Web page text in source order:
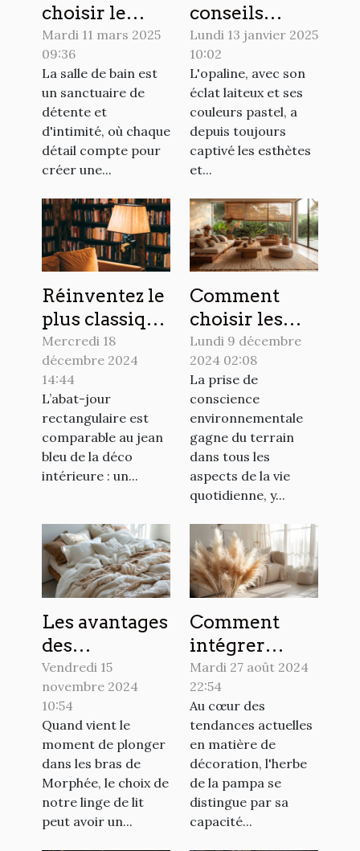
choisir le
matériau
idéal pour
votre rideau
de douche
Mardi 11 mars 2025
09:36
La salle de bain est
un sanctuaire de
détente et
d'intimité, où chaque
détail compte pour
créer une...
conseils
d'achat pour
les amateurs
d'opaline
Lundi 13 janvier 2025
10:02
L'opaline, avec son
éclat laiteux et ses
couleurs pastel, a
depuis toujours
captivé les esthètes
et...
Réinventez le
plus classique
des
luminaires :
l'abat-jour
rectangulaire
Mercredi 18
décembre 2024
14:44
L’abat-jour
rectangulaire est
comparable au jean
bleu de la déco
intérieure : un...
Comment
choisir les
matériaux
écologiques
pour votre
décoration
intérieure
Lundi 9 décembre
2024 02:08
La prise de
conscience
environnementale
gagne du terrain
dans tous les
aspects de la vie
quotidienne, y...
Les avantages
des
différentes
matières de
housses de
couette pour
un sommeil
réparateur
Vendredi 15
novembre 2024
10:54
Quand vient le
moment de plonger
dans les bras de
Morphée, le choix de
notre linge de lit
peut avoir un...
Comment
intégrer
l'herbe de la
pampa dans
votre
décoration
intérieure
Mardi 27 août 2024
22:54
Au cœur des
tendances actuelles
en matière de
décoration, l'herbe
de la pampa se
distingue par sa
capacité...